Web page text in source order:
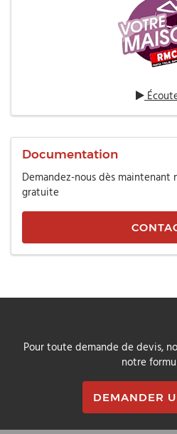
Documentation
Demandez-nous dès
gratuite
Pour toute demande de devis,
notre
DEMANDER